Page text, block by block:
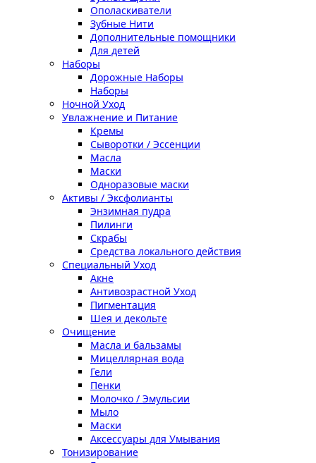
Ополаскиватели
Зубные Нити
Дополнительные помощники
Для детей
Наборы
Дорожные Наборы
Наборы
Ночной Уход
Увлажнение и Питание
Кремы
Сыворотки / Эссенции
Масла
Маски
Одноразовые маски
Активы / Эксфолианты
Энзимная пудра
Пилинги
Скрабы
Средства локального действия
Специальный Уход
Акне
Антивозрастной Уход
Пигментация
Шея и декольте
Очищение
Масла и бальзамы
Мицеллярная вода
Гели
Пенки
Молочко / Эмульсии
Мыло
Маски
Аксессуары для Умывания
Тонизирование